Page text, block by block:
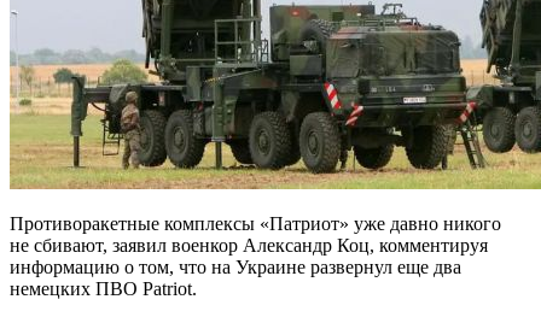
Противоракетные комплексы «Патриот» уже давно никого
не сбивают, заявил военкор Александр Коц, комментируя
информацию о том, что на Украине развернул еще два
немецких ПВО Patriot.